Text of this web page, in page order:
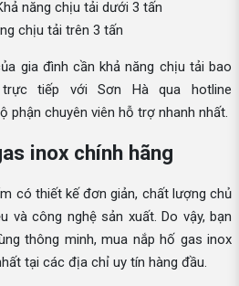
năng chịu tải dưới 3 tấn
chịu tải trên 3 tấn
gia đình cần khả năng chịu tải bao
tiếp với Sơn Hà qua hotline
phận chuyên viên hỗ trợ nhanh nhất.
inox chính hãng
có thiết kế đơn giản, chất lượng chủ
và công nghệ sản xuất. Do vậy, bạn
thông minh, mua nắp hố gas inox
tại các địa chỉ uy tín hàng đầu.